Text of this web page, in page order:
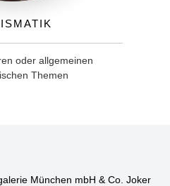
oder allgemeinen
Themen
München mbH & Co. Joker